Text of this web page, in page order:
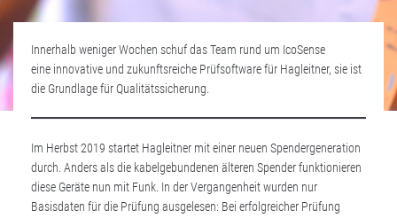
Innerhalb weniger Wochen schuf das Team rund um IcoSense
eine innovative und zukunftsreiche Prüfsoftware für Hagleitner, sie ist
die Grundlage für Qualitätssicherung.
Im Herbst 2019 startet Hagleitner mit einer neuen Spendergeneration
durch. Anders als die kabelgebundenen älteren Spender funktionieren
diese Geräte nun mit Funk. In der Vergangenheit wurden nur
Basisdaten für die Prüfung ausgelesen: Bei erfolgreicher Prüfung